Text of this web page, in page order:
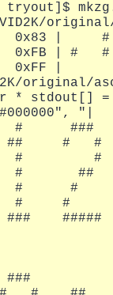
tryout]$
| 0x83 |
| # #
| | 0xFF
original/
*
"|
###
##
#
# #
# # #
# #
###